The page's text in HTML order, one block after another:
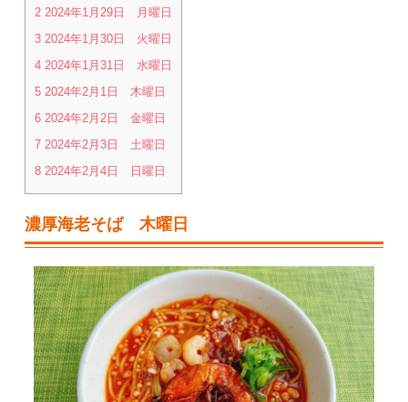
2 2024年1月29日 月曜日
3 2024年1月30日 火曜日
4 2024年1月31日 水曜日
5 2024年2月1日 木曜日
6 2024年2月2日 金曜日
7 2024年2月3日 土曜日
8 2024年2月4日 日曜日
濃厚海老そば 木曜日